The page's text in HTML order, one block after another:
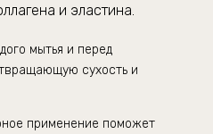
и эластина.
мытья и перед
сухость и
применение поможет